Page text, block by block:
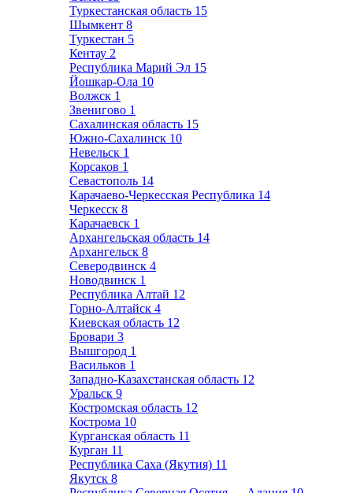
Туркестанская область 15
Шымкент 8
Туркестан 5
Кентау 2
Республика Марий Эл 15
Йошкар-Ола 10
Волжск 1
Звенигово 1
Сахалинская область 15
Южно-Сахалинск 10
Невельск 1
Корсаков 1
Севастополь 14
Карачаево-Черкесская Республика 14
Черкесск 8
Карачаевск 1
Архангельская область 14
Архангельск 8
Северодвинск 4
Новодвинск 1
Республика Алтай 12
Горно-Алтайск 4
Киевская область 12
Бровари 3
Вышгород 1
Васильков 1
Западно-Казахстанская область 12
Уральск 9
Костромская область 12
Кострома 10
Курганская область 11
Курган 11
Республика Саха (Якутия) 11
Якутск 8